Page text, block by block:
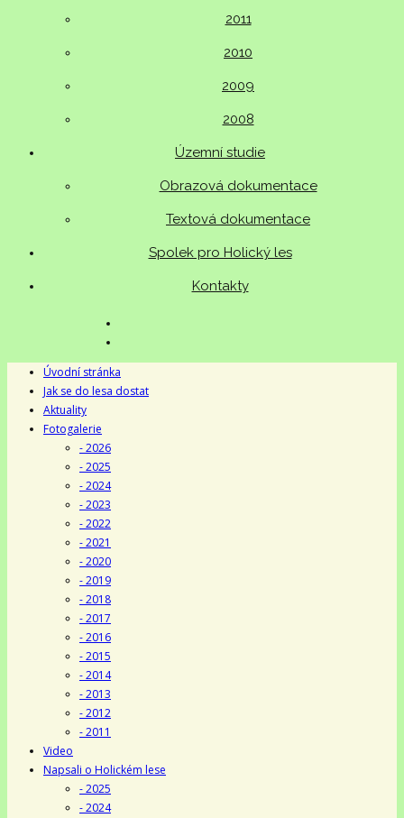
2011
2010
2009
2008
Územní studie
Obrazová dokumentace
Textová dokumentace
Spolek pro Holický les
Kontakty
Úvodní stránka
Jak se do lesa dostat
Aktuality
Fotogalerie
- 2026
- 2025
- 2024
- 2023
- 2022
- 2021
- 2020
- 2019
- 2018
- 2017
- 2016
- 2015
- 2014
- 2013
- 2012
- 2011
Video
Napsali o Holickém lese
- 2025
- 2024